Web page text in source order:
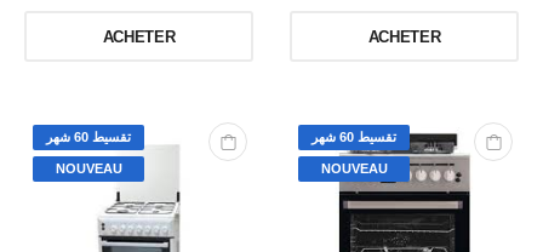
ACHETER ACHETER
تقسيط 60 شهر
NOUVEAU
تقسيط 60 شهر
NOUVEAU